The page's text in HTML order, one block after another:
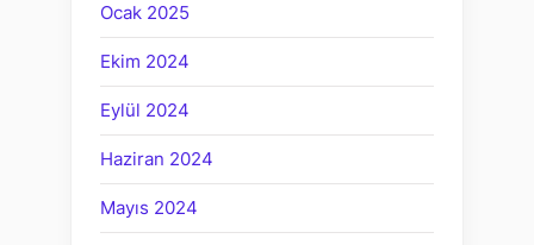
Ocak 2025
Ekim 2024
Eylül 2024
Haziran 2024
Mayıs 2024